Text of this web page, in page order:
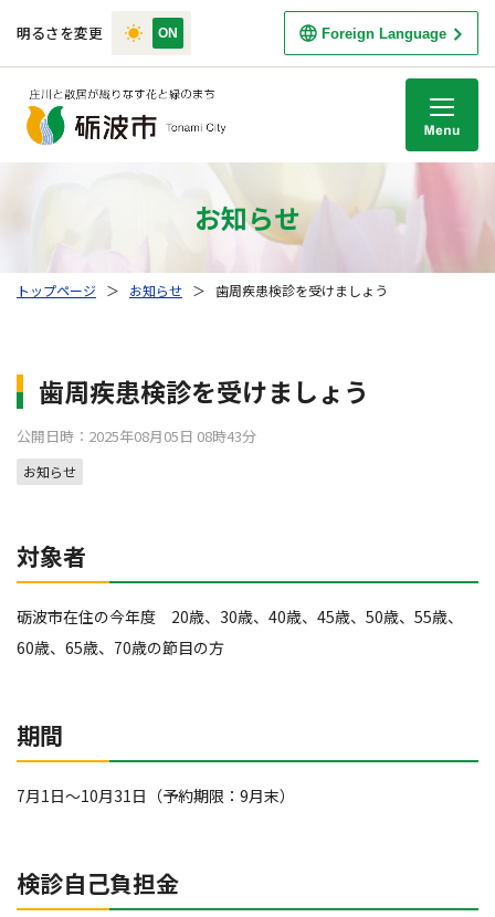
明るさを変更 Foreign Language
お知らせ
トップページ ＞ お知らせ ＞ 歯周疾患検診を受けましょう
歯周疾患検診を受けましょう
公開日時：2025年08月05日 08時43分
お知らせ
対象者
砺波市在住の今年度 20歳、30歳、40歳、45歳、50歳、55歳、
60歳、65歳、70歳の節目の方
期間
7月1日～10月31日（予約期限：9月末）
検診自己負担金